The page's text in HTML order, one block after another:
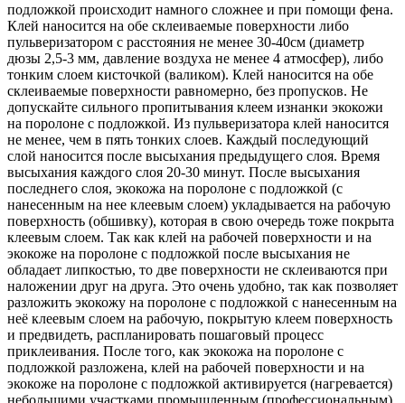
подложкой происходит намного сложнее и при помощи фена.
Клей наносится на обе склеиваемые поверхности либо
пульверизатором с расстояния не менее 30-40см (диаметр
дюзы 2,5-3 мм, давление воздуха не менее 4 атмосфер), либо
тонким слоем кисточкой (валиком). Клей наносится на обе
склеиваемые поверхности равномерно, без пропусков. Не
допускайте сильного пропитывания клеем изнанки экокожи
на поролоне с подложкой. Из пульверизатора клей наносится
не менее, чем в пять тонких слоев. Каждый последующий
слой наносится после высыхания предыдущего слоя. Время
высыхания каждого слоя 20-30 минут. После высыхания
последнего слоя, экокожа на поролоне с подложкой (с
нанесенным на нее клеевым слоем) укладывается на рабочую
поверхность (обшивку), которая в свою очередь тоже покрыта
клеевым слоем. Так как клей на рабочей поверхности и на
экокоже на поролоне с подложкой после высыхания не
обладает липкостью, то две поверхности не склеиваются при
наложении друг на друга. Это очень удобно, так как позволяет
разложить экокожу на поролоне с подложкой с нанесенным на
неё клеевым слоем на рабочую, покрытую клеем поверхность
и предвидеть, распланировать пошаговый процесс
приклеивания. После того, как экокожа на поролоне с
подложкой разложена, клей на рабочей поверхности и на
экокоже на поролоне с подложкой активируется (нагревается)
небольшими участками промышленным (профессиональным)